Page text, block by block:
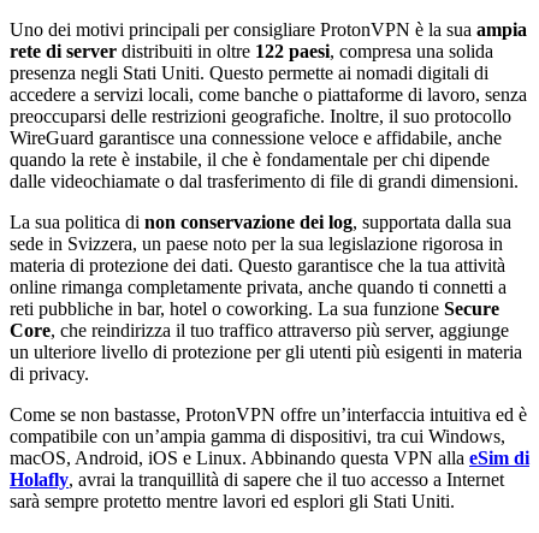
Uno dei motivi principali per consigliare ProtonVPN è la sua ampia
rete di server distribuiti in oltre 122 paesi, compresa una solida
presenza negli Stati Uniti. Questo permette ai nomadi digitali di
accedere a servizi locali, come banche o piattaforme di lavoro, senza
preoccuparsi delle restrizioni geografiche. Inoltre, il suo protocollo
WireGuard garantisce una connessione veloce e affidabile, anche
quando la rete è instabile, il che è fondamentale per chi dipende
dalle videochiamate o dal trasferimento di file di grandi dimensioni.
La sua politica di non conservazione dei log, supportata dalla sua
sede in Svizzera, un paese noto per la sua legislazione rigorosa in
materia di protezione dei dati. Questo garantisce che la tua attività
online rimanga completamente privata, anche quando ti connetti a
reti pubbliche in bar, hotel o coworking. La sua funzione Secure
Core, che reindirizza il tuo traffico attraverso più server, aggiunge
un ulteriore livello di protezione per gli utenti più esigenti in materia
di privacy.
Come se non bastasse, ProtonVPN offre un’interfaccia intuitiva ed è
compatibile con un’ampia gamma di dispositivi, tra cui Windows,
macOS, Android, iOS e Linux. Abbinando questa VPN alla eSim di
Holafly, avrai la tranquillità di sapere che il tuo accesso a Internet
sarà sempre protetto mentre lavori ed esplori gli Stati Uniti.